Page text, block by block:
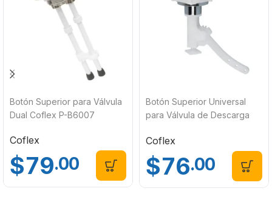
Botón Superior para Válvula
Dual Coflex P-B6007
Coflex
$79.00
Botón Superior Universal
para Válvula de Descarga
B6009
Coflex
$76.00